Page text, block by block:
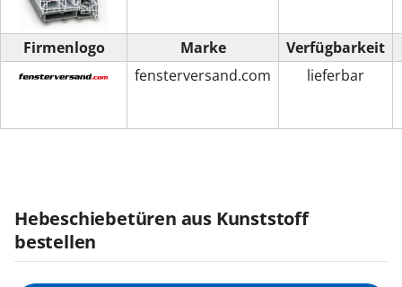
Firmenlogo
Marke
fensterversand.com
Verfügbarkeit
lieferbar
Hebeschiebetüren aus Kunststoff
bestellen